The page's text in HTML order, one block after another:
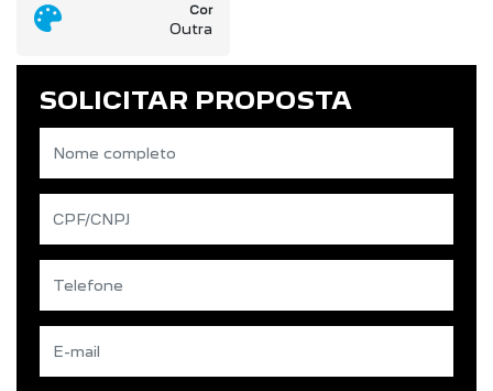
Cor
Outra
SOLICITAR PROPOSTA